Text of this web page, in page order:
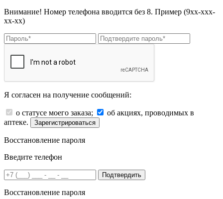
Внимание! Номер телефона вводится без 8. Пример (9хх-ххх-
хх-хх)
Я согласен на получение сообщений:
о статусе моего заказа;
об акциях, проводимых в
аптеке.
Зарегистрироваться
Восстановление пароля
Введите телефон
Подтвердить
Восстановление пароля